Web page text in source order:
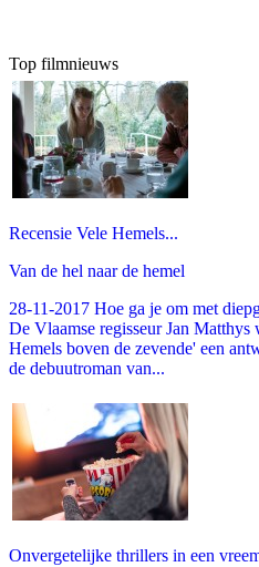
Top filmnieuws
Recensie Vele Hemels...
Van de hel naar de hemel
28-11-2017 Hoe ga je om met
De Vlaamse regisseur Jan
Hemels boven de zevende' een
de debuutroman van...
Onvergetelijke thrillers in een